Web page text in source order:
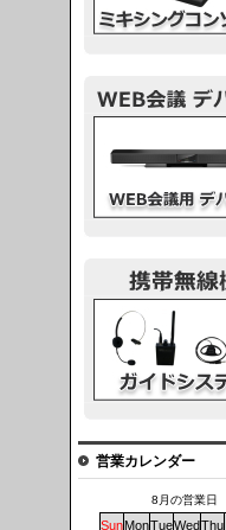
営業カレンダー
8月の営業日
SunMonTueWedThu